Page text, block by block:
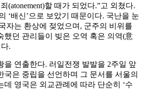
(atonement)할 때가 되었다.”고 외쳤다.
‘배신’으로 보았기 때문이다. 국난을 눈
자는 환상에 젖었으며, 군주의 비위를
했던 관리들이 빚은 오역 혹은 의역(意
.
을 연출한다. 러일전쟁 발발을 2주일 앞
국은 중립을 선언하며 그 문서를 서울의
데 영국은 외교관례에 따라 단순히 ‘수